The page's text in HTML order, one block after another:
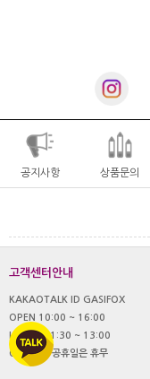
공지사항 상품문의
고객센터안내
KAKAOTALK ID GASIFOX
OPEN 10:00 ~ 16:00
LUNCH 11:30 ~ 13:00
OFF 토,일 공휴일은 휴무